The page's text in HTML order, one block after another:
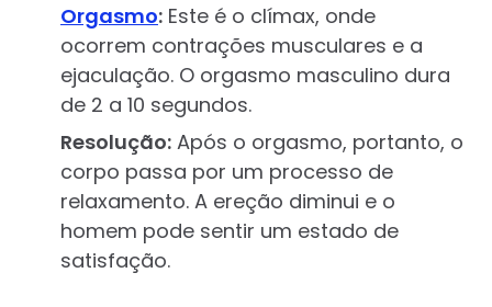
Orgasmo: Este é o clímax, onde
ocorrem contrações musculares e a
ejaculação. O orgasmo masculino dura
de 2 a 10 segundos.
Resolução: Após o orgasmo, portanto, o
corpo passa por um processo de
relaxamento. A ereção diminui e o
homem pode sentir um estado de
satisfação.